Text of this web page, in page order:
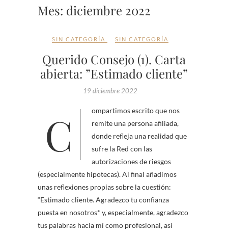
Mes: diciembre 2022
SIN CATEGORÍA SIN CATEGORÍA
Querido Consejo (1). Carta
abierta: ”Estimado cliente”
19 diciembre 2022
Compartimos escrito que nos
remite una persona afiliada,
donde refleja una realidad que
sufre la Red con las
autorizaciones de riesgos
(especialmente hipotecas). Al final añadimos
unas reflexiones propias sobre la cuestión:
“Estimado cliente. Agradezco tu confianza
puesta en nosotros* y, especialmente, agradezco
tus palabras hacia mí como profesional, así